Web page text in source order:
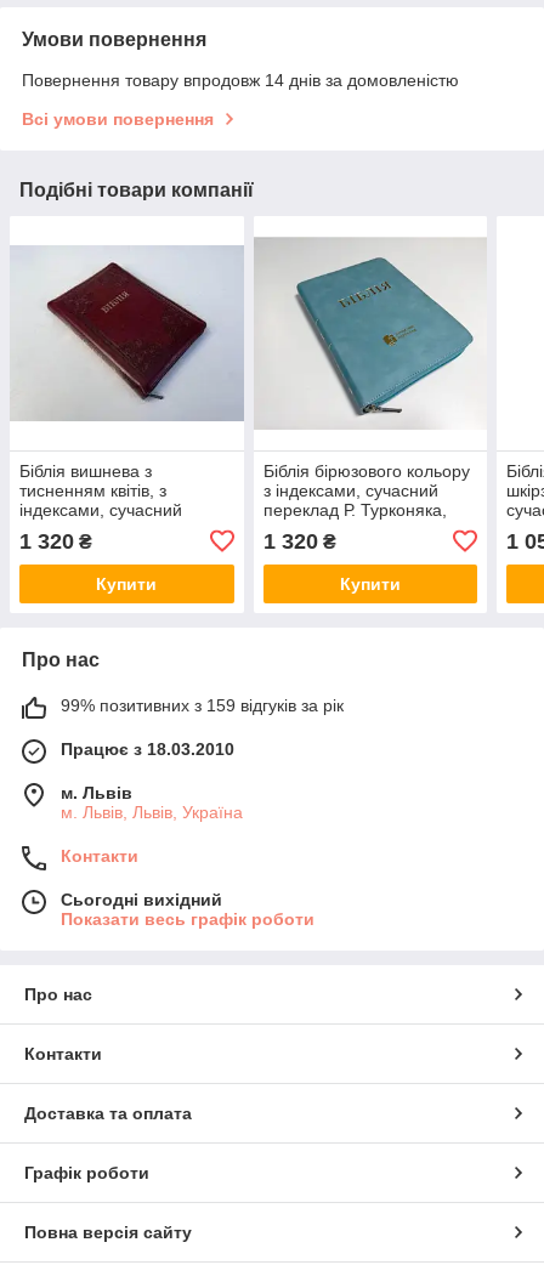
Умови повернення
Повернення товару впродовж 14 днів за домовленістю
Всі умови повернення
Подібні товари компанії
Біблія вишнева з
тисненням квітів, з
індексами, сучасний
17х24,5 см, великий
формат
1 320 ₴
Купити
Біблія бірюзового кольору
з індексами, сучасний
переклад Р. Турконяка,
формат
1 320₴
Купити
1
Про нас
99% позитивних з 159 відгуків за рік
Працює з 18.03.2010
м. Львів
м. Львів, Львів, Україна
Контакти
Сьогодні вихідний
Показати весь графік роботи
Про нас
Контакти
Доставка та оплата
Графік роботи
Повна версія сайту